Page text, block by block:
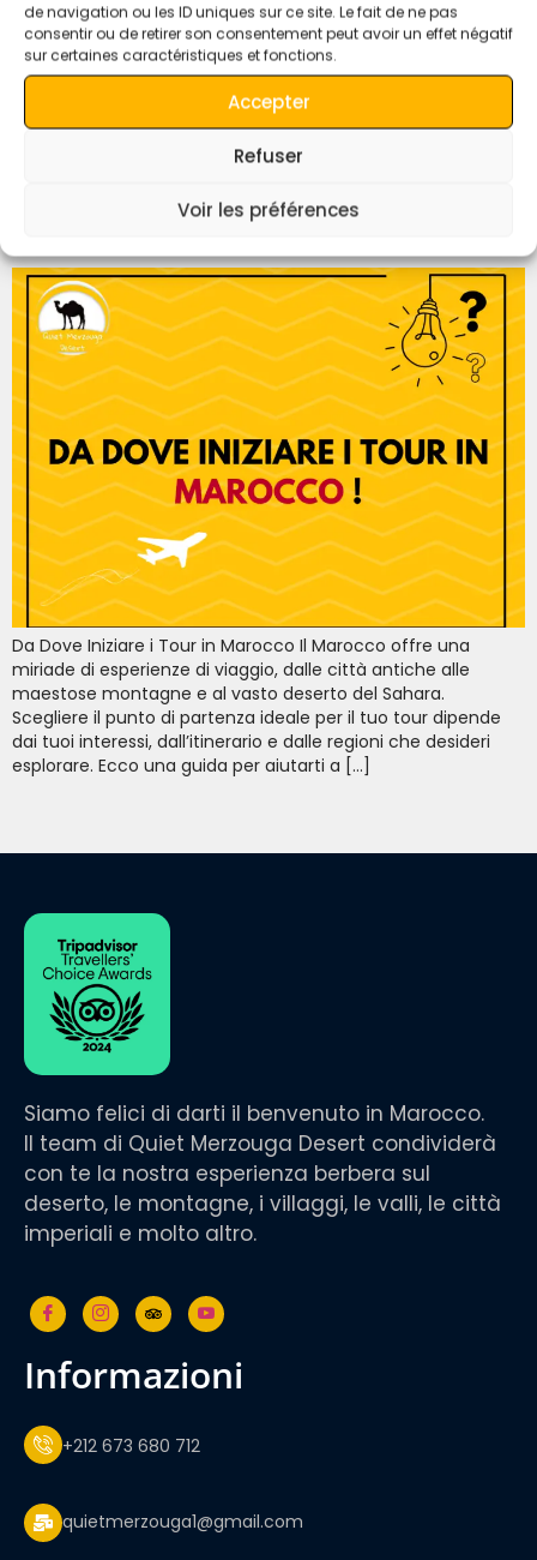
de navigation ou les ID uniques sur ce site. Le fait de ne pas
consentir ou de retirer son consentement peut avoir un effet négatif
sur certaines caractéristiques et fonctions.
Accepter
Refuser
Voir les préférences
Merzouga Un viaggio da **Tangeri a Casablanca attraverso il
deserto di Merzouga** offre un mix indimenticabile delle
vivaci città del Marocco, dei paesaggi mozzafiato e dei
tesori culturali. Che siate alla ricerca di avventura, storia o
bellezze paesaggistiche, questo itinerario è ciò che fa per
Da Dove Iniziare I Tour In
Da Dove Iniziare i Tour in Marocco Il Marocco offre una
miriade di esperienze di viaggio, dalle città antiche alle
maestose montagne e al vasto deserto del Sahara.
Scegliere il punto di partenza ideale per il tuo tour dipende
dai tuoi interessi, dall’itinerario e dalle regioni che desideri
esplorare. Ecco una guida per aiutarti a […]
Siamo felici di darti il benvenuto in Marocco.
Il team di Quiet Merzouga Desert condividerà
con te la nostra esperienza berbera sul
deserto, le montagne, i villaggi, le valli, le città
imperiali e molto altro.
informazioni
+212 673 680 712
quietmerzouga1@gmail.com